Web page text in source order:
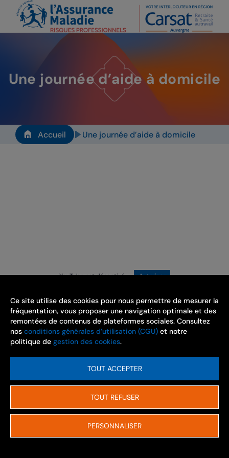
Une journée d’aide à domicile
Accueil Une journée d’aide à domicile
YouTube est désactivé. Autoriser
ENSEMBLE, PRÉVENONS LES RISQUES
PROFESSIONNELS
www.carsat-auvergne.fr
Mentions légales et CGU
Gestion des cookies
Ce site utilise des cookies pour nous permettre de mesurer la
fréquentation, vous proposer une navigation optimale et des
remontées de contenus de plateformes sociales. Consultez
nos conditions générales d’utilisation (CGU) et notre
politique de gestion des cookies.
TOUT ACCEPTER
TOUT REFUSER
PERSONNALISER